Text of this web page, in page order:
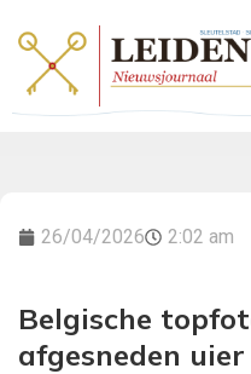
26/04/2026 2:02 am
Belgische
afgesneden